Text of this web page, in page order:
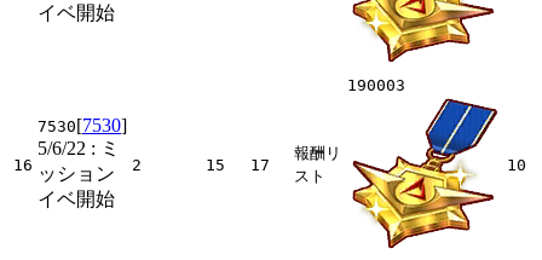
イベ開始
16
7530[7530]
5/6/22 : ミ
ッション
イベ開始
2 15 17
報酬リ
スト
190003
10